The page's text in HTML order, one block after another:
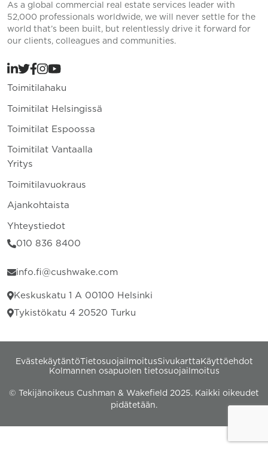
As a global commercial real estate services leader with
52,000 professionals worldwide, we will never settle for the
world that’s been built, but relentlessly drive it forward for
our clients, colleagues and communities.
Toimitilahaku
Toimitilat Helsingissä
Toimitilat Espoossa
Toimitilat Vantaalla
Yritys
Toimitilavuokraus
Ajankohtaista
Yhteystiedot
010 836 8400
info.fi@cushwake.com
Keskuskatu 1 A 00100 Helsinki
Tykistökatu 4 20520 Turku
EvästekäytäntöTietosuojailmoitusSivukartta Käyttöehdot
Kolmannen osapuolen tietosuojailmoitus
© Tekijänoikeus Cushman & Wakefield 2025. Kaikki oikeudet
pidätetään.